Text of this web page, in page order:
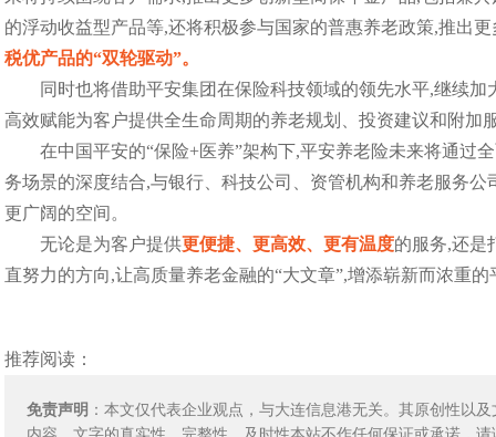
的浮动收益型产品等,还将积极参与国家的普惠养老政策,推出
税优产品的“双轮驱动”。
同时也将借助平安集团在保险科技领域的领先水平,继续
高效赋能为客户提供全生命周期的养老规划、投资建议和附加
在中国平安的“保险+医养”架构下,平安养老险未来将通过
务场景的深度结合,与银行、科技公司、资管机构和养老服务
更广阔的空间。
无论是为客户提供更便捷、更高效、更有温度的服务,还是
直努力的方向,让高质量养老金融的“大文章”,增添崭新而浓重的
推荐阅读：
免责声明 ：本文仅代表企业观点，与大连信息港无关。其原创性以